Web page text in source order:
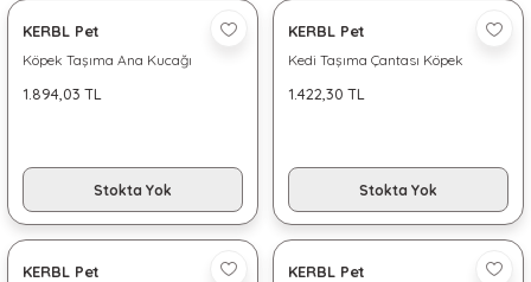
KERBL Pet
Köpek Taşıma Ana Kucağı
1.894,03 TL
Stokta Yok
KERBL Pet
Kedi Taşıma Çantası Köpek
1.422,30 TL
Stokta Yok
KERBL Pet KERBL Pet